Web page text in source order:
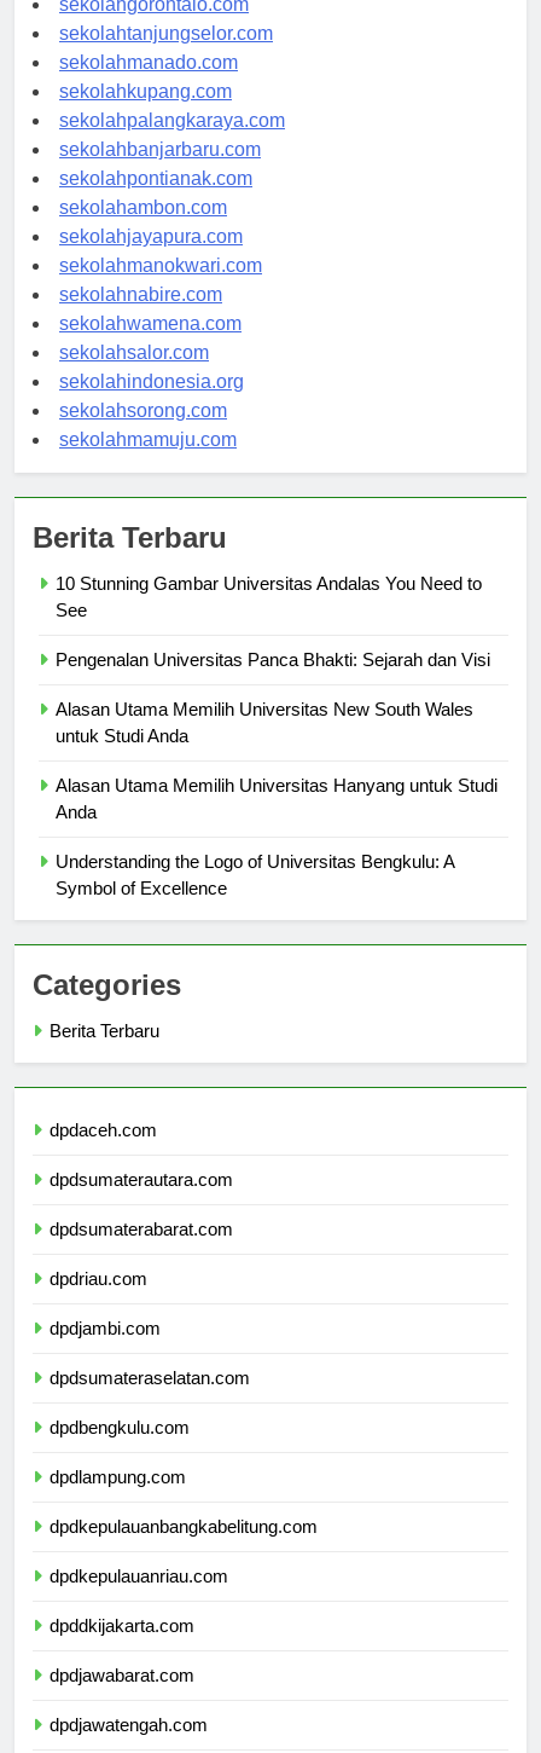
sekolahgorontalo.com
sekolahtanjungselor.com
sekolahmanado.com
sekolahkupang.com
sekolahpalangkaraya.com
sekolahbanjarbaru.com
sekolahpontianak.com
sekolahambon.com
sekolahjayapura.com
sekolahmanokwari.com
sekolahnabire.com
sekolahwamena.com
sekolahsalor.com
sekolahindonesia.org
sekolahsorong.com
10 Stunning Gambar Universitas Andalas You Need to
Alasan Utama Memilih Universitas New South Wales
Alasan Utama Memilih Universitas Hanyang untuk Studi
Understanding the Logo of Universitas Bengkulu: A
Categories